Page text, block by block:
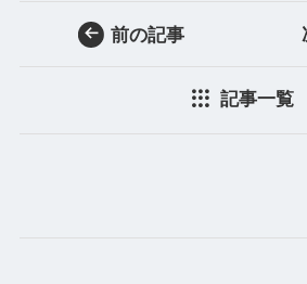
前の記事
記事一覧